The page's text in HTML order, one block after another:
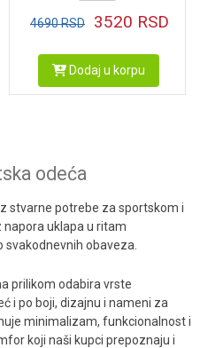
4690RSD 3520 RSD
Dodaj u korpu
odeća
stvarne potrebe za sportskom i
napora uklapa u ritam
obaveza.
prilikom odabira vrste
i po boji, dizajnu i nameni za
minimalizam, funkcionalnost i
koji naši kupci prepoznaju i